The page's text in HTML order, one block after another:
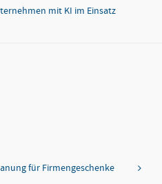
mit KI im Einsatz
für Firmengeschenke